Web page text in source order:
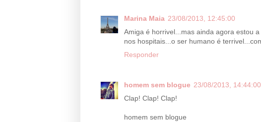
Marina Maia 23/08/2013, 12:45:00
Amiga é horrivel...mas ainda agora estou
nos hospitais...o ser humano é
Responder
homem sem blogue 23/08/2013, 14:44:00
Clap! Clap! Clap!
homem sem blogue